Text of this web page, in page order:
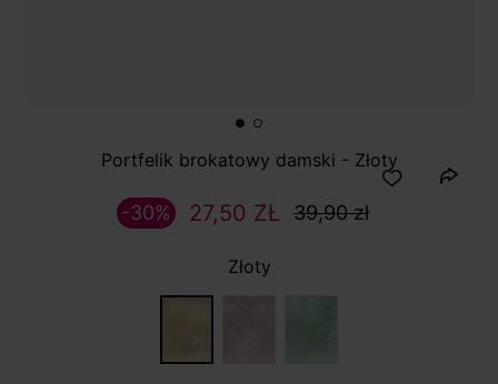
Portfelik brokatowy damski - Złoty
27,50 ZŁ 39,90 zł
-30%
Złoty